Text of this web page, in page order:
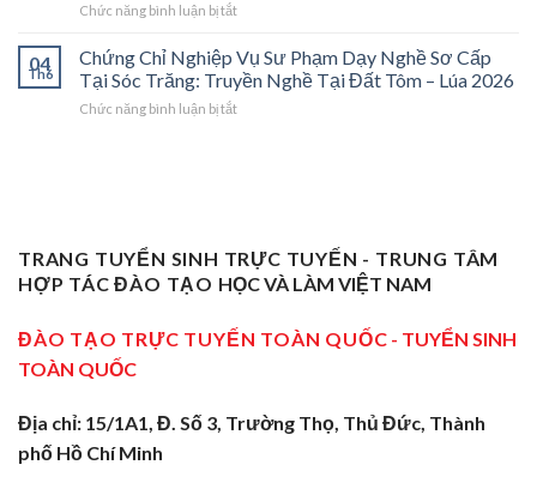
“Thầy
Nghề”
Ở
Trung
Tâm
Vinh
Bệ
Phóng
Cho
Thợ
Nghề
Sư
Dạy
Nghề
Sơ
Cấp
Cửa
Ngõ
Miền
2026
Chức năng bình luận bị tắtở
Chỉ
Nghiệp
Vụ
Sư
Tây
Ninh:
Truyền
Tại
04
Th6
Chứng Chỉ Nghiệp Vụ Sư Phạm Dạy Nghề Sơ Cấp
Tại Sóc Trăng: Truyền Nghề Tại Đất Tôm – Lúa 2026
Chức năng bình luận bị tắtở
Dạy
Nghề
Sơ
Tại
Sóc
Nghề
Tại
TRANG TUYỂN SINH TRỰC TUYẾN - TRUNG TÂM
HỢP TÁC ĐÀO TẠO HỌC VÀ LÀM VIỆT NAM
ĐÀO TẠO TRỰC TUYẾN TOÀN QUỐC - TUYỂN SINH
TOÀN QUỐC
Địa chỉ: 15/1A1, Đ. Số 3, Trường Thọ, Thủ Đức, Thành
phố Hồ Chí Minh